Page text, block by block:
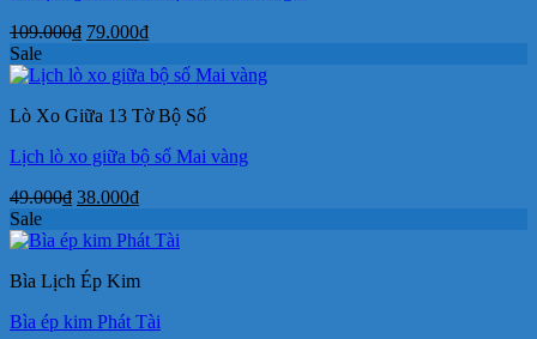
109.000₫ Giá
là:
79.000₫Giá
tại
79.000₫.
Sale
Lò Xo Giữa 13 Tờ Bộ Số
Lịch lò xo giữa bộ số Mai vàng
49.000₫ Giá
là:
38.000₫Giá
tại
38.000₫.
Sale
Bìa Lịch Ép Kim
Bìa ép kim Phát Tài